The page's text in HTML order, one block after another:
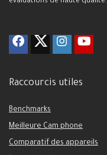
Raccourcis utiles
Benchmarks
Meilleure Cam phone
Comparatif des appareils